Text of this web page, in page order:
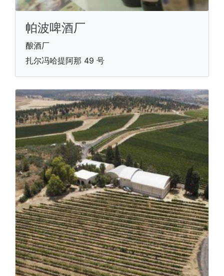
帕波啤酒厂
酿酒厂
扎尔冯哈提阿那 49 号